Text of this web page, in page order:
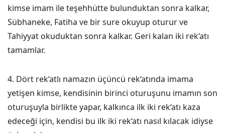
kimse imam ile teşehhütte bulunduktan sonra kalkar,
Sübhaneke, Fatiha ve bir sure okuyup oturur ve
Tahiyyat okuduktan sonra kalkar. Geri kalan iki rek‘atı
tamamlar.
4. Dört rek‘atlı namazın üçüncü rek‘atında imama
yetişen kimse, kendisinin birinci oturuşunu imamın son
oturuşuyla birlikte yapar, kalkınca ilk iki rek‘atı kaza
edeceği için, kendisi bu ilk iki rek‘atı nasıl kılacak idiyse